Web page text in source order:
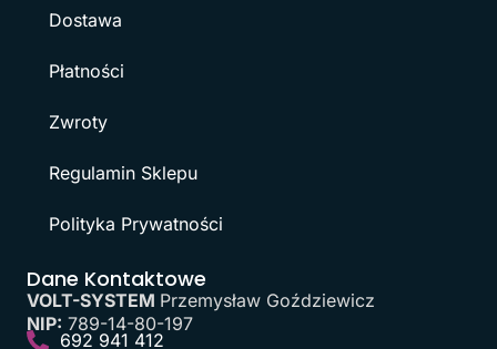
Dostawa
Płatności
Zwroty
Regulamin Sklepu
Polityka Prywatności
Dane Kontaktowe
VOLT-SYSTEM Przemysław Goździewicz
NIP: 789-14-80-197
692 941 412